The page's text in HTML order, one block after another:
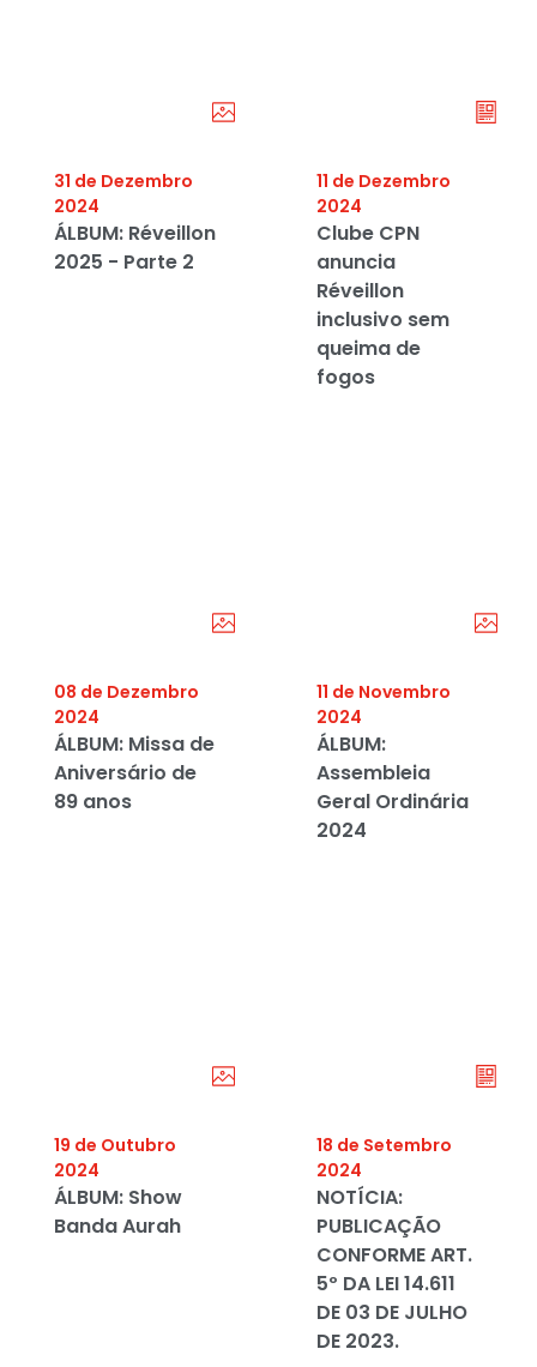
31 de Dezembro
2024
ÁLBUM: Réveillon
2025 - Parte 2
11 de Dezembro
2024
Clube CPN
anuncia
Réveillon
inclusivo sem
queima de
fogos
08 de Dezembro
2024
ÁLBUM: Missa de
Aniversário de
89 anos
11 de Novembro
2024
ÁLBUM:
Assembleia
Geral Ordinária
2024
19 de Outubro
2024
ÁLBUM: Show
Banda Aurah
18 de Setembro
2024
NOTÍCIA:
PUBLICAÇÃO
CONFORME ART.
5º DA LEI 14.611
DE 03 DE JULHO
DE 2023.